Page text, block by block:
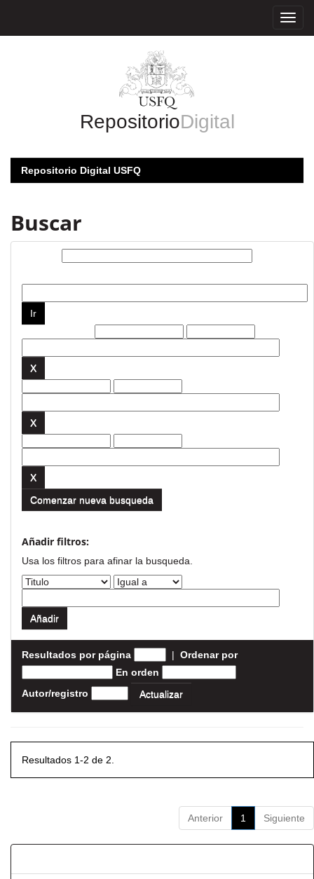
RepositorioDigital
Repositorio Digital USFQ
Buscar
Comenzar nueva busqueda
Añadir filtros:
Usa los filtros para afinar la busqueda.
Resultados por página | Ordenar por
En orden
Autor/registro
Resultados 1-2 de 2.
Anterior 1 Siguiente